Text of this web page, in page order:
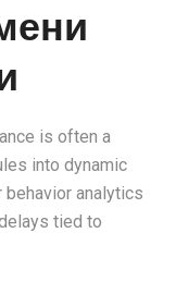
is often a
into dynamic
analytics
tied to